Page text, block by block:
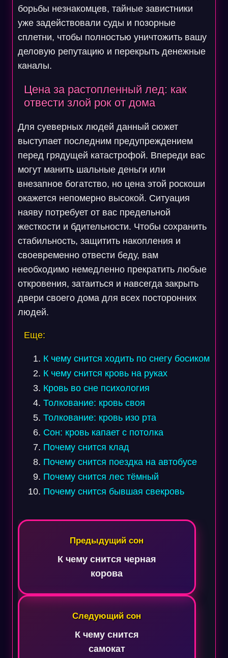
борьбы незнакомцев, тайные завистники
уже задействовали суды и позорные
сплетни, чтобы полностью уничтожить вашу
деловую репутацию и перекрыть денежные
каналы.
Цена за растопленный лед: как
отвести злой рок от дома
Для суеверных людей данный сюжет
выступает последним предупреждением
перед грядущей катастрофой. Впереди вас
могут манить шальные деньги или
внезапное богатство, но цена этой роскоши
окажется непомерно высокой. Ситуация
наяву потребует от вас предельной
жесткости и бдительности. Чтобы сохранить
стабильность, защитить накопления и
своевременно отвести беду, вам
необходимо немедленно прекратить любые
откровения, затаиться и навсегда закрыть
двери своего дома для всех посторонних
людей.
Еще:
К чему снится ходить по снегу босиком
К чему снится кровь на руках
Кровь во сне психология
Толкование: кровь своя
Толкование: кровь изо рта
Сон: кровь капает с потолка
Почему снится клад
Почему снится поездка на автобусе
Почему снится лес тёмный
Почему снится бывшая свекровь
Навигация
записям
Предыдущий сон
К чему снится черная
корова
Следующий сон
К чему снится
самокат